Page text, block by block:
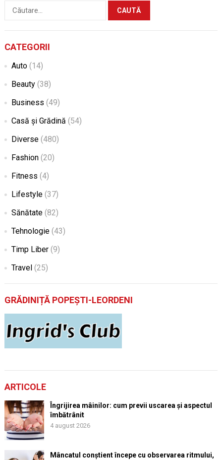
Caută
CATEGORII
Auto(14)
Beauty(38)
Business (49)
Casă și Grădină (54)
Diverse(480)
Fashion(20)
Fitness (4)
Lifestyle(37)
Sănătate(82)
Tehnologie(43)
Timp Liber(9)
Travel (25)
GRĂDINIȚĂ POPEȘTI-LEORDENI
ARTICOLE
Îngrijirea mâinilor: cum previi uscarea și aspectul
îmbătrânit
4 august 2026
Mâncatul conștient începe cu observarea ritmului,